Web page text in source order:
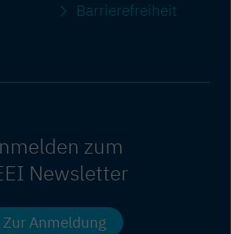
Barriere­freiheit
zum
Newsletter
Zur Anmeldung